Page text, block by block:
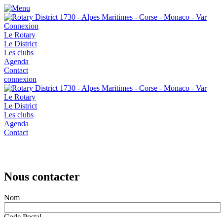
Connexion
Le Rotary
Le District
Les clubs
Agenda
Contact
connexion
Le Rotary
Le District
Les clubs
Agenda
Contact
Nous contacter
Nom